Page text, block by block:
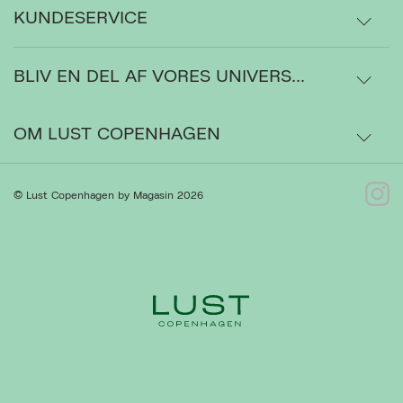
KUNDESERVICE
Levering
Ordrestatus
Gå til Kundeservice
BLIV EN DEL AF VORES UNIVERS...
OM LUST COPENHAGEN
Om os
© Lust Copenhagen by Magasin 2026